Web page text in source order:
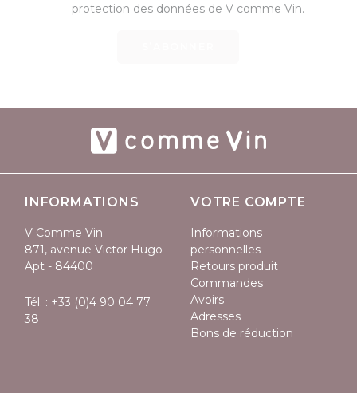
protection des données de V comme Vin.
INFORMATIONS
V Comme Vin
871, avenue Victor Hugo
Apt - 84400
Tél. : +33 (0)4 90 04 77
38
VOTRE COMPTE
Informations
personnelles
Retours produit
Commandes
Avoirs
Adresses
Bons de réduction